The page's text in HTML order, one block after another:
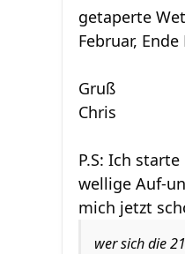
getaperte
Februar,
Gruß
Chris
P.S: Ich
wellige Auf-
mich jetzt
wer sich die